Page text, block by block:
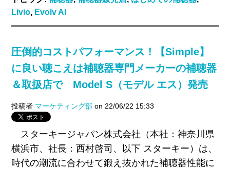
Livio, Evolv AI
圧倒的コストパフォーマンス！【Simple】
に良い聴こえは補聴器専門メーカーの補聴器
＆取扱店で Model S（モデル エス）発売
投稿者 マーケティング部on 22/06/22 15:33
スターキージャパン株式会社（本社：神奈川県
横浜市、社長：西村啓司、以下 スターキー）は、
時代の潮流に合わせて鍛え抜かれた補聴器性能に